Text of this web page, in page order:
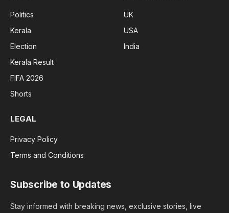
Politics
Kerala
Election
Kerala Result
FIFA 2026
Shorts
UK
USA
India
LEGAL
Privacy Policy
Terms and Conditions
Subscribe to Updates
Stay informed with breaking news, exclusive stories, live